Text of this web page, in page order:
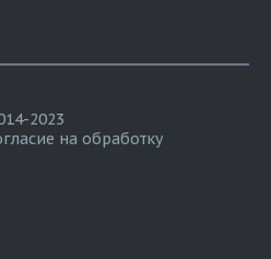
2023
на обработку